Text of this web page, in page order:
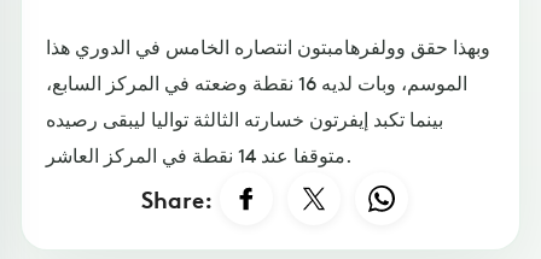
وبهذا حقق وولفرهامبتون انتصاره الخامس في الدوري هذا
الموسم، وبات لديه 16 نقطة وضعته في المركز السابع،
بينما تكبد إيفرتون خسارته الثالثة تواليا ليبقى رصيده
متوقفا عند 14 نقطة في المركز العاشر.
Share: